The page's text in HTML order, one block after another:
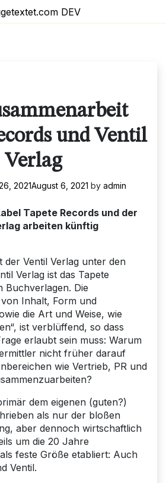
und Ventil
Verlag
2021August 6, 2021 by admin
Tapete Records und der
arbeiten künftig
der Ventil Verlag unter den
Verlag ist das Tapete
Buchverlagen. Die
Inhalt, Form und
die Art und Weise, wie
ist verblüffend, so dass
erlaubt sein muss: Warum
nicht früher darauf
wie Vertrieb, PR und
dem eigenen (guten?)
als nur der bloßen
aber dennoch wirtschaftlich
um die 20 Jahre
feste Größe etabliert: Auch
Ventil.